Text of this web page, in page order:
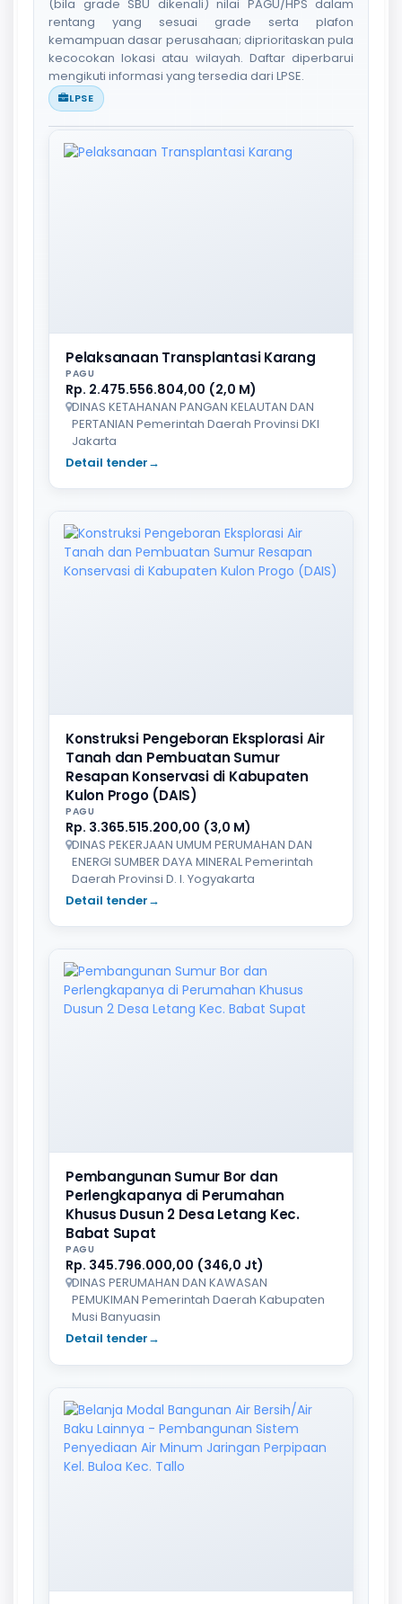
(bila grade SBU dikenali) nilai PAGU/HPS dalam
rentang yang sesuai grade serta plafon
kemampuan dasar perusahaan; diprioritaskan pula
kecocokan lokasi atau wilayah. Daftar diperbarui
mengikuti informasi yang tersedia dari LPSE.
LPSE
Pelaksanaan Transplantasi Karang
PAGU
Rp. 2.475.556.804,00 (2,0 M)
DINAS KETAHANAN PANGAN KELAUTAN DAN
PERTANIAN Pemerintah Daerah Provinsi DKI
Jakarta
Detail tender→
Konstruksi Pengeboran Eksplorasi Air
Tanah dan Pembuatan Sumur
Resapan Konservasi di Kabupaten
Kulon Progo (DAIS)
PAGU
Rp. 3.365.515.200,00 (3,0 M)
DINAS PEKERJAAN UMUM PERUMAHAN DAN
ENERGI SUMBER DAYA MINERAL Pemerintah
Daerah Provinsi D. I. Yogyakarta
Detail tender→
Pembangunan Sumur Bor dan
Perlengkapanya di Perumahan
Khusus Dusun 2 Desa Letang Kec.
Babat Supat
PAGU
Rp. 345.796.000,00 (346,0 Jt)
DINAS PERUMAHAN DAN KAWASAN
PEMUKIMAN Pemerintah Daerah Kabupaten
Musi Banyuasin
Detail tender→